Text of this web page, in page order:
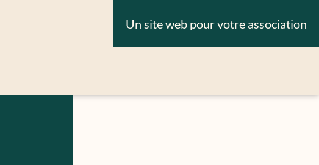
Un site web pour votre association